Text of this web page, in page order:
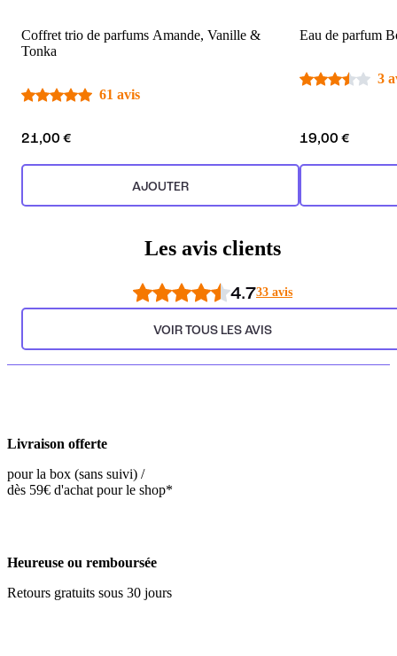
Coffret trio de parfums Amande, Vanille &
Tonka
61 avis
21,00 €
AJOUTER
Eau de parfum
3
19,00 €
Les avis clients
4.733 avis
VOIR TOUS LES AVIS
Livraison offerte
pour la box (sans suivi) /
dès 59€ d'achat pour le shop*
Heureuse ou remboursée
Retours gratuits sous 30 jours